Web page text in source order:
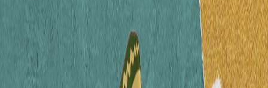
Sastra
Literasi Umat